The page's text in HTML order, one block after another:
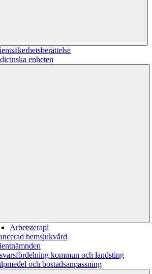
enheten
Arbetsterapi
hemsjukvård
kommun och landsting
och bostadsanpassning